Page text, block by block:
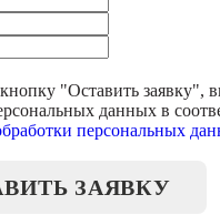
"Оставить заявку",
данных в
персональных
ЗАЯВКУ